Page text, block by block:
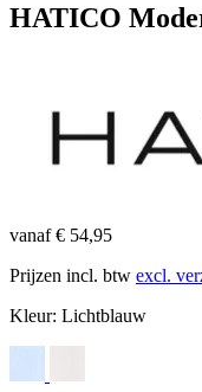
HATICO
vanaf € 54,95
Prijzen incl. btw excl.
Kleur: Lichtblauw